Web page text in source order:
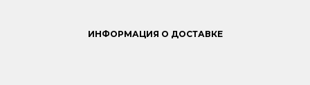
ИНФОРМАЦИЯ О ДОСТАВКЕ